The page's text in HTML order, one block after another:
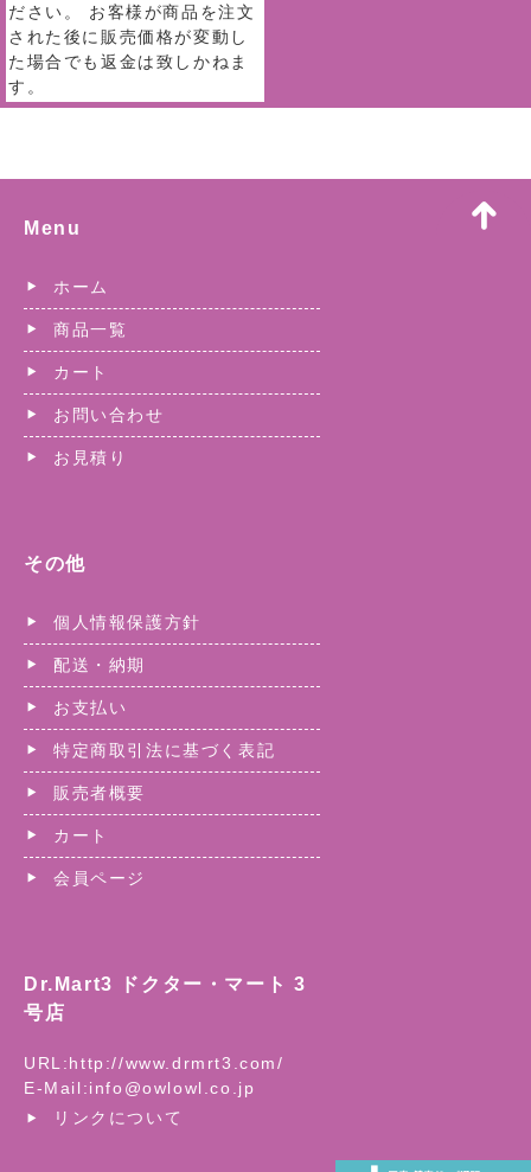
ださい。 お客様が商品を注文
された後に販売価格が変動し
た場合でも返金は致しかねま
す。
Menu
ホーム
商品一覧
カート
お問い合わせ
お見積り
その他
個人情報保護方針
配送・納期
お支払い
特定商取引法に基づく表記
販売者概要
カート
会員ページ
Dr.Mart3 ドクター・マート 3
号店
URL:http://www.drmrt3.com/
E-Mail:info@owlowl.co.jp
リンクについて